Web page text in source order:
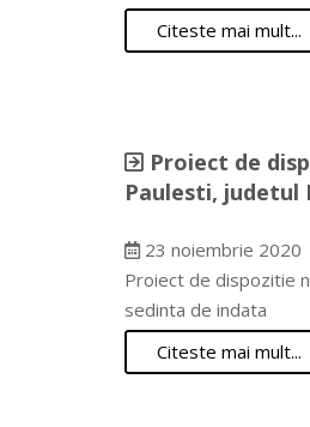
Citeste mai mult...
Proiect de
Paulesti, judetul
23 noiembrie 2020
Proiect de dispozitie
sedinta de indata
Citeste mai mult...